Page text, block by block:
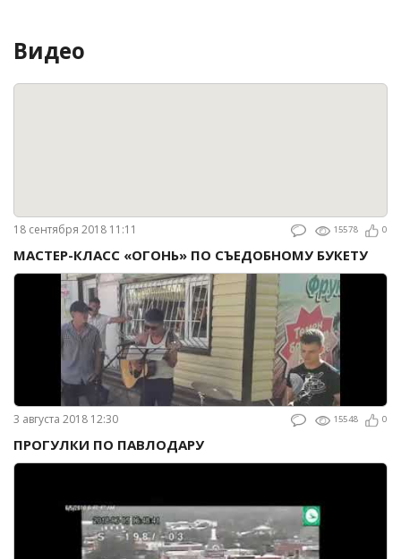
Видео
18 сентября 2018 11:11 15578 0
МАСТЕР-КЛАСС «ОГОНЬ» ПО СЪЕДОБНОМУ БУКЕТУ
3 августа 2018 12:30 15548 0
ПРОГУЛКИ ПО ПАВЛОДАРУ